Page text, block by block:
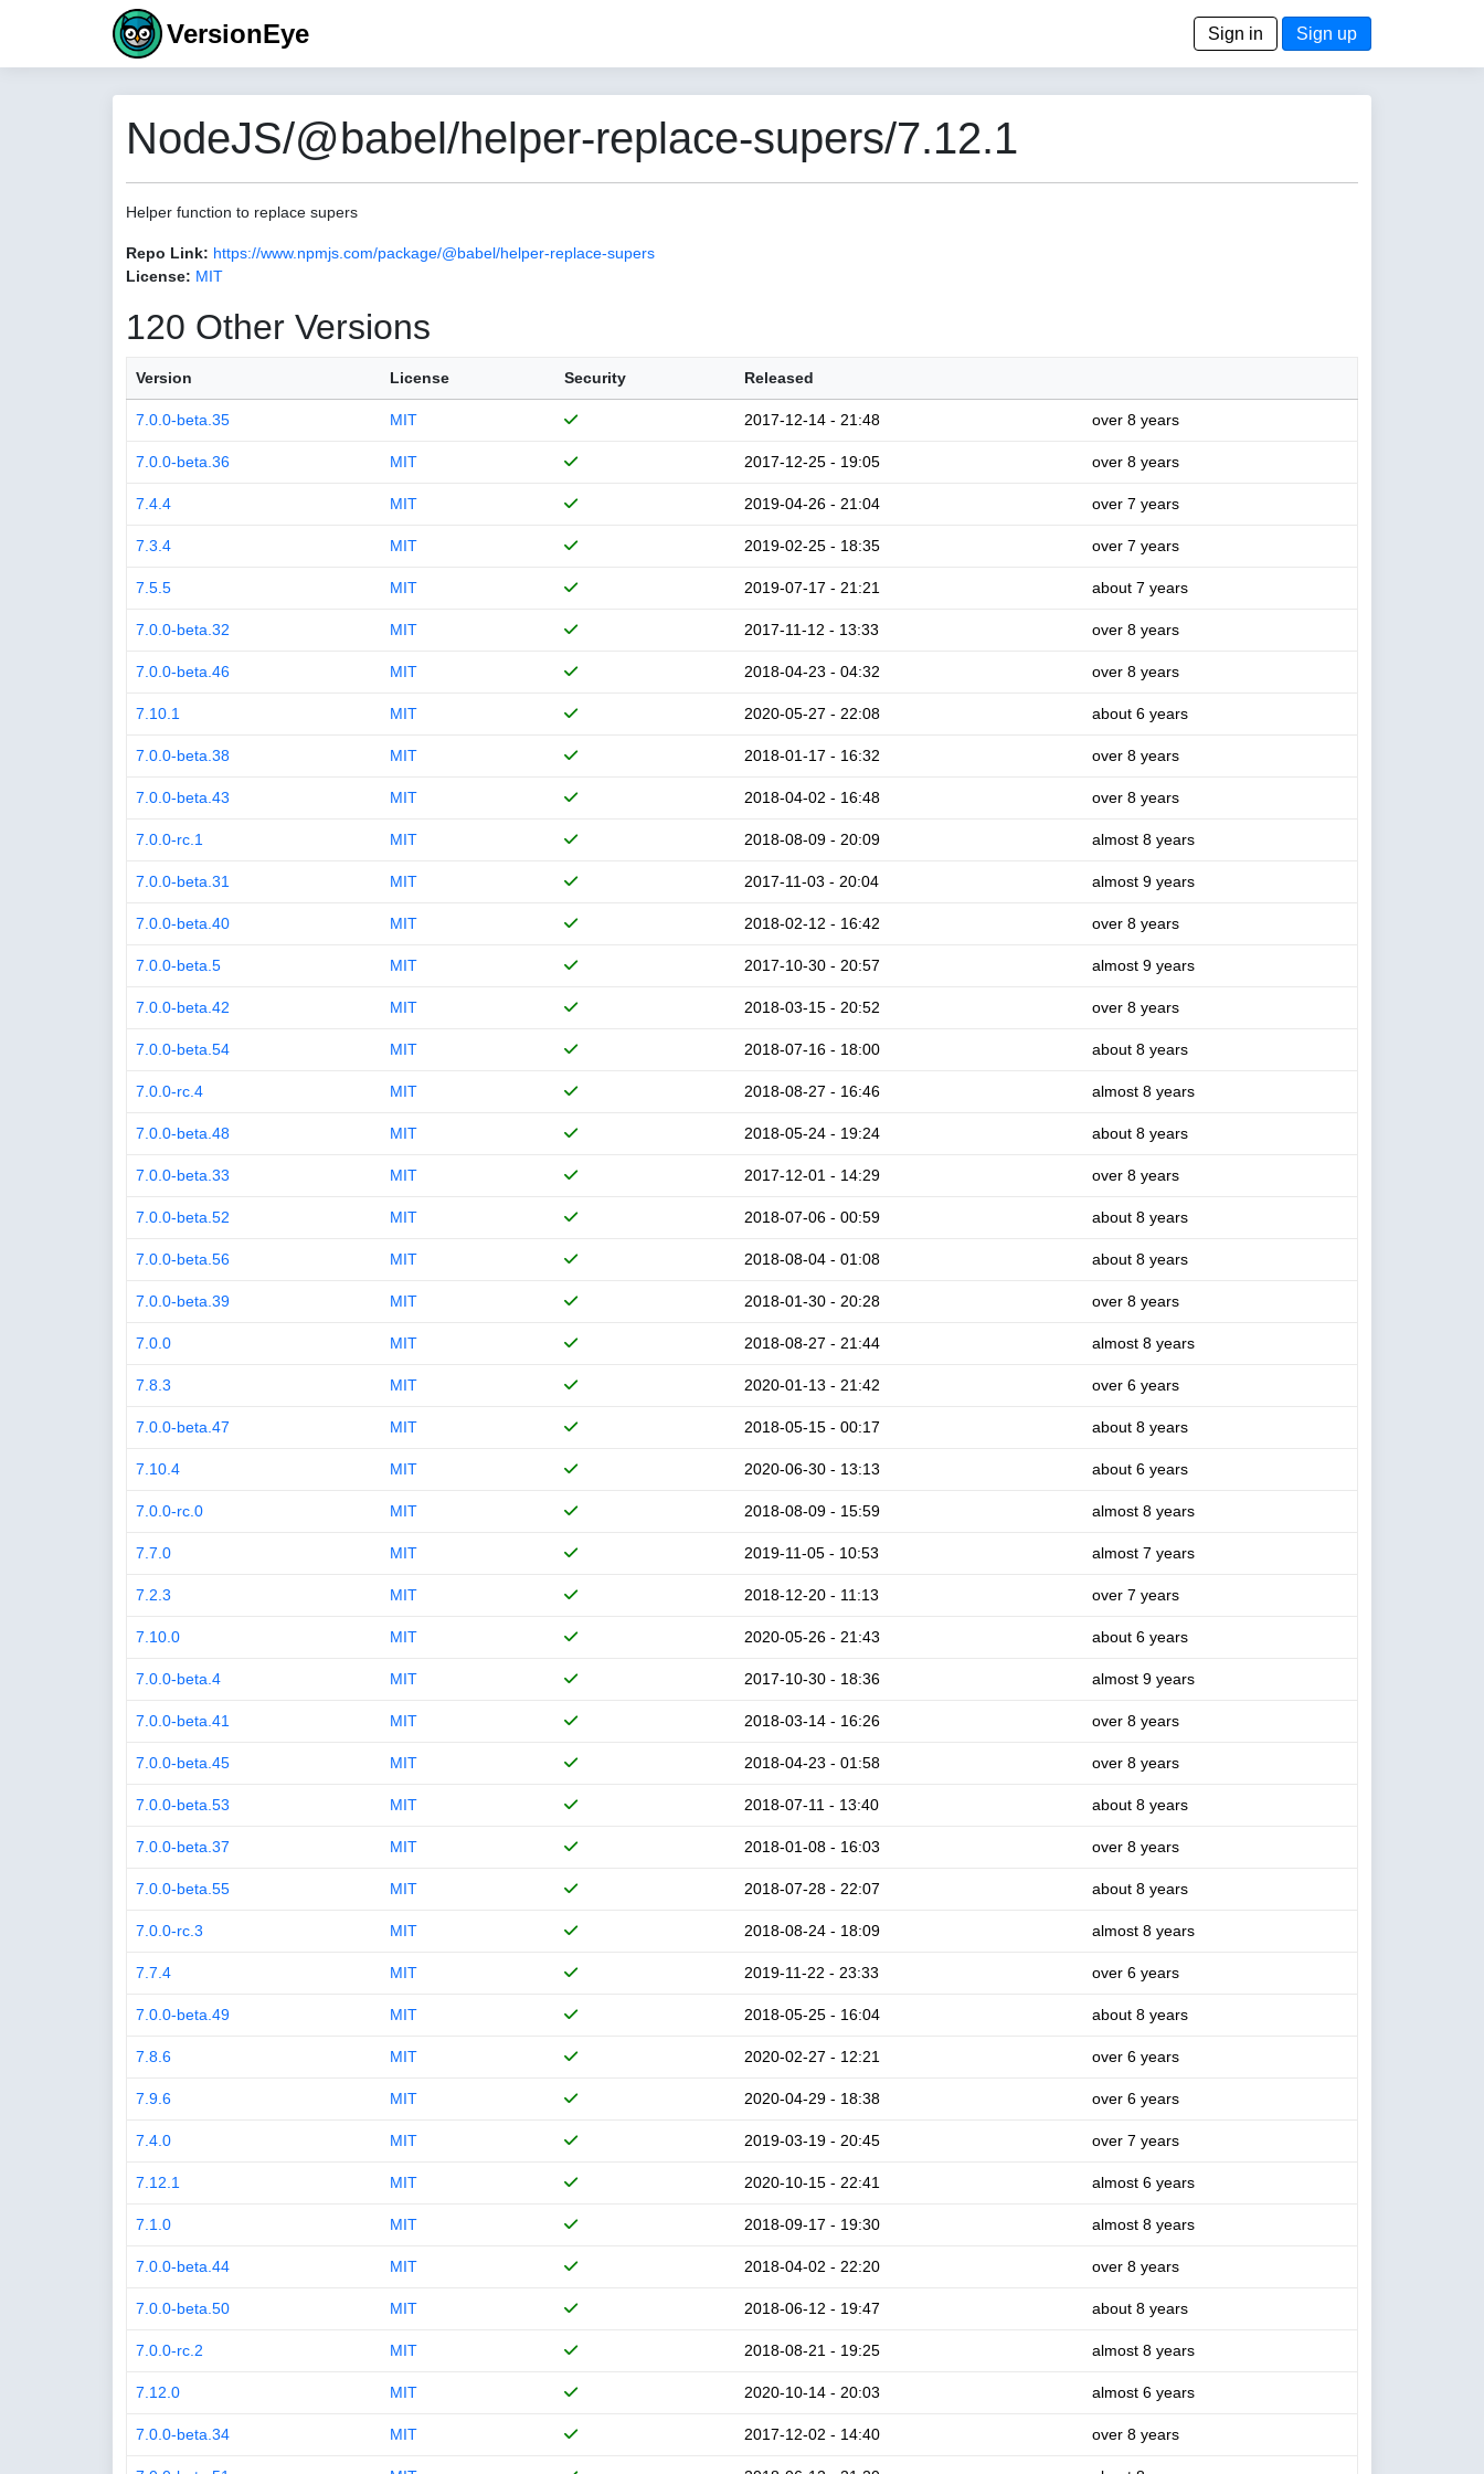
VersionEye Sign in Sign up
NodeJS/@babel/helper-replace-supers/7.12.1
Helper function to replace supers
Repo Link: https://www.npmjs.com/package/@babel/helper-replace-supers
License: MIT
120 Other Versions
Version License Security Released
7.0.0-beta.35 MIT 2017-12-14 - 21:48 over 8 years
7.0.0-beta.36 MIT 2017-12-25 - 19:05 over 8 years
7.4.4 MIT 2019-04-26 - 21:04 over 7 years
7.3.4 MIT 2019-02-25 - 18:35 over 7 years
7.5.5 MIT 2019-07-17 - 21:21 about 7 years
7.0.0-beta.32 MIT 2017-11-12 - 13:33 over 8 years
7.0.0-beta.46 MIT 2018-04-23 - 04:32 over 8 years
7.10.1 MIT 2020-05-27 - 22:08 about 6 years
7.0.0-beta.38 MIT 2018-01-17 - 16:32 over 8 years
7.0.0-beta.43 MIT 2018-04-02 - 16:48 over 8 years
7.0.0-rc.1 MIT 2018-08-09 - 20:09 almost 8 years
7.0.0-beta.31 MIT 2017-11-03 - 20:04 almost 9 years
7.0.0-beta.40 MIT 2018-02-12 - 16:42 over 8 years
7.0.0-beta.5 MIT 2017-10-30 - 20:57 almost 9 years
7.0.0-beta.42 MIT 2018-03-15 - 20:52 over 8 years
7.0.0-beta.54 MIT 2018-07-16 - 18:00 about 8 years
7.0.0-rc.4 MIT 2018-08-27 - 16:46 almost 8 years
7.0.0-beta.48 MIT 2018-05-24 - 19:24 about 8 years
7.0.0-beta.33 MIT 2017-12-01 - 14:29 over 8 years
7.0.0-beta.52 MIT 2018-07-06 - 00:59 about 8 years
7.0.0-beta.56 MIT 2018-08-04 - 01:08 about 8 years
7.0.0-beta.39 MIT 2018-01-30 - 20:28 over 8 years
7.0.0 MIT 2018-08-27 - 21:44 almost 8 years
7.8.3 MIT 2020-01-13 - 21:42 over 6 years
7.0.0-beta.47 MIT 2018-05-15 - 00:17 about 8 years
7.10.4 MIT 2020-06-30 - 13:13 about 6 years
7.0.0-rc.0 MIT 2018-08-09 - 15:59 almost 8 years
7.7.0 MIT 2019-11-05 - 10:53 almost 7 years
7.2.3 MIT 2018-12-20 - 11:13 over 7 years
7.10.0 MIT 2020-05-26 - 21:43 about 6 years
7.0.0-beta.4 MIT 2017-10-30 - 18:36 almost 9 years
7.0.0-beta.41 MIT 2018-03-14 - 16:26 over 8 years
7.0.0-beta.45 MIT 2018-04-23 - 01:58 over 8 years
7.0.0-beta.53 MIT 2018-07-11 - 13:40 about 8 years
7.0.0-beta.37 MIT 2018-01-08 - 16:03 over 8 years
7.0.0-beta.55 MIT 2018-07-28 - 22:07 about 8 years
7.0.0-rc.3 MIT 2018-08-24 - 18:09 almost 8 years
7.7.4 MIT 2019-11-22 - 23:33 over 6 years
7.0.0-beta.49 MIT 2018-05-25 - 16:04 about 8 years
7.8.6 MIT 2020-02-27 - 12:21 over 6 years
7.9.6 MIT 2020-04-29 - 18:38 over 6 years
7.4.0 MIT 2019-03-19 - 20:45 over 7 years
7.12.1 MIT 2020-10-15 - 22:41 almost 6 years
7.1.0 MIT 2018-09-17 - 19:30 almost 8 years
7.0.0-beta.44 MIT 2018-04-02 - 22:20 over 8 years
7.0.0-beta.50 MIT 2018-06-12 - 19:47 about 8 years
7.0.0-rc.2 MIT 2018-08-21 - 19:25 almost 8 years
7.12.0 MIT 2020-10-14 - 20:03 almost 6 years
7.0.0-beta.34 MIT 2017-12-02 - 14:40 over 8 years